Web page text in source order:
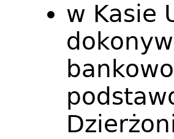
w Kasie